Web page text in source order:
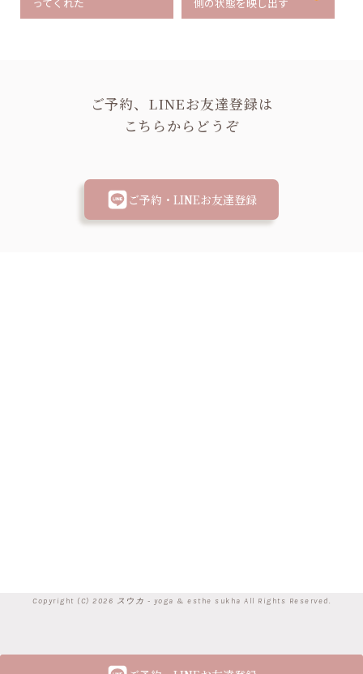
ご予約、LINEお友達登録は
こちらからどうぞ
ご予約・LINEお友達登録
Copyright (C) 2026 スウカ - yoga & esthe sukha All Rights Reserved.